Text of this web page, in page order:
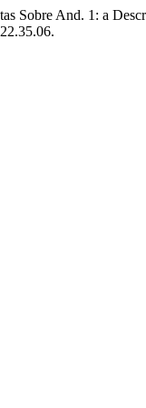
Sobre And. 1: a